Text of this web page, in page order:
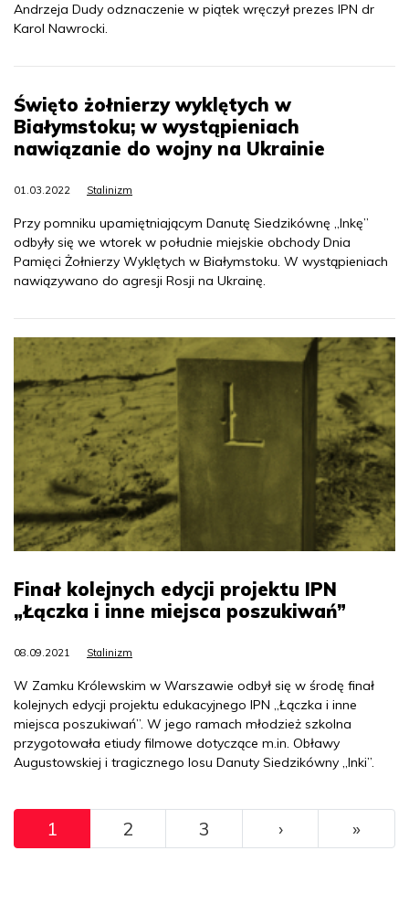
Andrzeja Dudy odznaczenie w piątek wręczył prezes IPN dr
Karol Nawrocki.
Święto żołnierzy wyklętych w
Białymstoku; w wystąpieniach
nawiązanie do wojny na Ukrainie
01.03.2022 Stalinizm
Przy pomniku upamiętniającym Danutę Siedzikównę „Inkę”
odbyły się we wtorek w południe miejskie obchody Dnia
Pamięci Żołnierzy Wyklętych w Białymstoku. W wystąpieniach
nawiązywano do agresji Rosji na Ukrainę.
Finał kolejnych edycji projektu IPN
„Łączka i inne miejsca poszukiwań”
08.09.2021 Stalinizm
W Zamku Królewskim w Warszawie odbył się w środę finał
kolejnych edycji projektu edukacyjnego IPN „Łączka i inne
miejsca poszukiwań”. W jego ramach młodzież szkolna
przygotowała etiudy filmowe dotyczące m.in. Obławy
Augustowskiej i tragicznego losu Danuty Siedzikówny „Inki”.
Pagination
1 2 3 ››› »